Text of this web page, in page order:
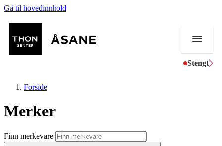
Gå til hovedinnhold
Stengt
Butikker
Forside
Merker
Finn merkevare